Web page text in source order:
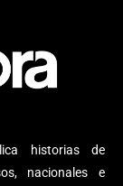
historias de
nacionales e